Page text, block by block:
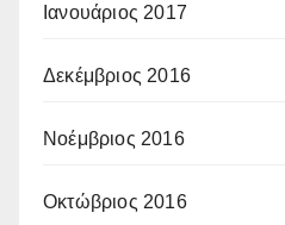
Ιανουάριος 2017
Δεκέμβριος 2016
Νοέμβριος 2016
Οκτώβριος 2016